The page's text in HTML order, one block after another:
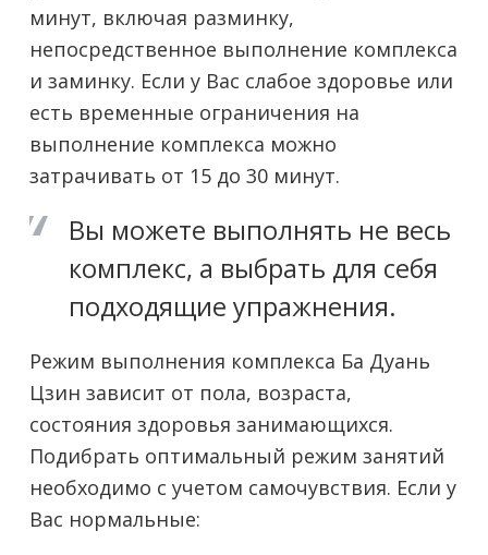
минут, включая разминку,
непосредственное выполнение комплекса
и заминку. Если у Вас слабое здоровье или
есть временные ограничения на
выполнение комплекса можно
затрачивать от 15 до 30 минут.
Вы можете выполнять не весь
комплекс, а выбрать для себя
подходящие упражнения.
Режим выполнения комплекса Ба Дуань
Цзин зависит от пола, возраста,
состояния здоровья занимающихся.
Подибрать оптимальный режим занятий
необходимо с учетом самочувствия. Если у
Вас нормальные: